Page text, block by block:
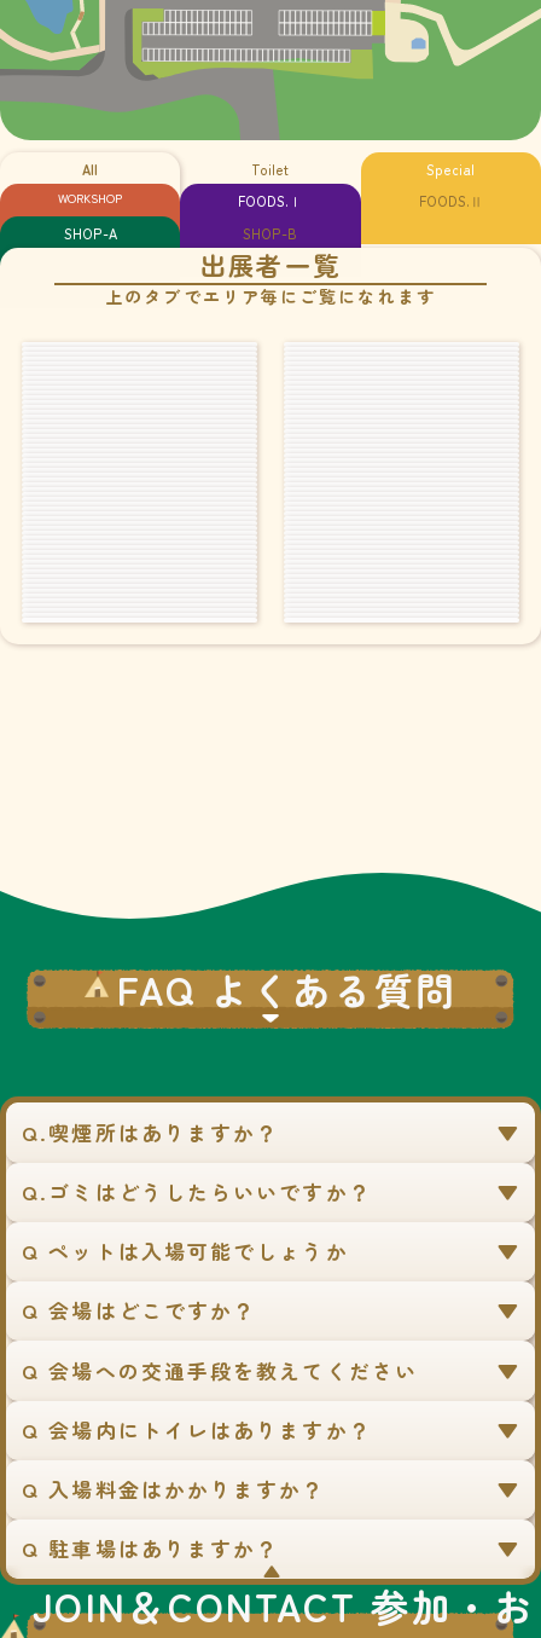
All Toilet Special
WORKSHOP FOODS.Ⅰ
FOODS.Ⅱ
SHOP-A
SHOP-B
出展者一覧
上のタブでエリア毎にご覧になれます
FAQ よくある質問
Q.喫煙所はありますか？
Q.ゴミはどうしたらいいですか？
Q ペットは入場可能でしょうか
Q 会場はどこですか？
Q 会場への交通手段を教えてください
Q 会場内にトイレはありますか？
Q 入場料金はかかりますか？
Q 駐車場はありますか？
▼
JOIN＆CONTACT 参加・お